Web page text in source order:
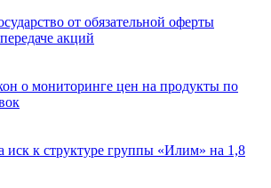
от обязательной оферты
акций
о мониторинге цен на продукты по
иск к структуре группы «Илим» на 1,8